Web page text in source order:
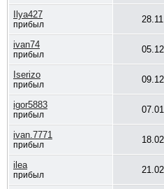
Ilya427
прибыл
ivan74
прибыл
Iserizo
прибыл
igor5883
прибыл
ivan.7771
прибыл
ilea
прибыл